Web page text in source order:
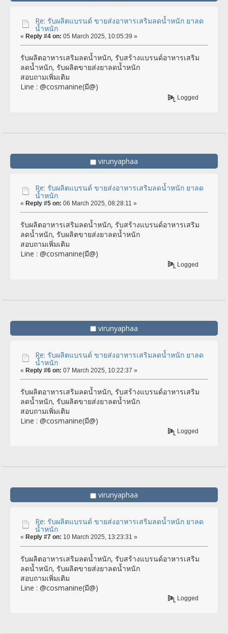
Re: รับผลิตแบรนด์ ขายส่งอาหารเสริมลดน้ำหนัก ยาลด
น้ำหนัก
« Reply #4 on: 05 March 2025, 10:05:39 »
รับผลิตอาหารเสริมลดน้ำหนัก, รับสร้างแบรนด์อาหารเสริม
ลดน้ำหนัก, รับผลิตขายส่งยาลดน้ำหนัก
สอบถามเพิ่มเติม
Line : @cosmanine(มี@)
Logged
virunyaphaa
Re: รับผลิตแบรนด์ ขายส่งอาหารเสริมลดน้ำหนัก ยาลด
น้ำหนัก
« Reply #5 on: 06 March 2025, 08:28:11 »
รับผลิตอาหารเสริมลดน้ำหนัก, รับสร้างแบรนด์อาหารเสริม
ลดน้ำหนัก, รับผลิตขายส่งยาลดน้ำหนัก
สอบถามเพิ่มเติม
Line : @cosmanine(มี@)
Logged
virunyaphaa
Re: รับผลิตแบรนด์ ขายส่งอาหารเสริมลดน้ำหนัก ยาลด
น้ำหนัก
« Reply #6 on: 07 March 2025, 10:22:37 »
รับผลิตอาหารเสริมลดน้ำหนัก, รับสร้างแบรนด์อาหารเสริม
ลดน้ำหนัก, รับผลิตขายส่งยาลดน้ำหนัก
สอบถามเพิ่มเติม
Line : @cosmanine(มี@)
Logged
virunyaphaa
Re: รับผลิตแบรนด์ ขายส่งอาหารเสริมลดน้ำหนัก ยาลด
น้ำหนัก
« Reply #7 on: 10 March 2025, 13:23:31 »
รับผลิตอาหารเสริมลดน้ำหนัก, รับสร้างแบรนด์อาหารเสริม
ลดน้ำหนัก, รับผลิตขายส่งยาลดน้ำหนัก
สอบถามเพิ่มเติม
Line : @cosmanine(มี@)
Logged